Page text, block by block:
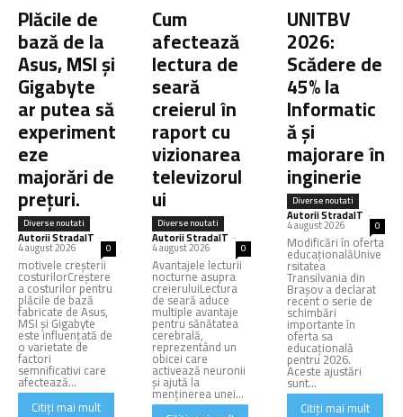
Plăcile de
bază de la
Asus, MSI și
Gigabyte
ar putea să
experiment
eze
majorări de
prețuri.
Diverse noutati
Autorii StradaIT -
4 august 2026 0
motivele creșterii
costurilorCreștere
a costurilor pentru
plăcile de bază
fabricate de Asus,
MSI și Gigabyte
este influențată de
o varietate de
factori
semnificativi care
afectează...
Citiți mai mult
Cum
afectează
lectura de
seară
creierul în
raport cu
vizionarea
televizorul
ui
Diverse noutati
Autorii StradaIT -
4 august 2026 0
Avantajele lecturii
nocturne asupra
creieruluiLectura
de seară aduce
multiple avantaje
pentru sănătatea
cerebrală,
reprezentând un
obicei care
activează neuronii
și ajută la
menținerea unei...
UNITBV
2026:
Scădere de
45% la
Informatic
ă și
majorare în
inginerie
Diverse noutati
Autorii StradaIT -
4 august 2026 0
Modificări în oferta
educaționalăUnive
rsitatea
Transilvania din
Brașov a declarat
recent o serie de
schimbări
importante în
oferta sa
educațională
pentru 2026.
Aceste ajustări
sunt...
Citiți mai mult